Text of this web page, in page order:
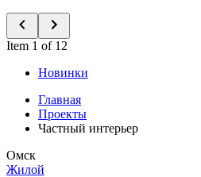
Item 1 of 12
Новинки
Главная
Проекты
Частный интерьер
Омск
Жилой